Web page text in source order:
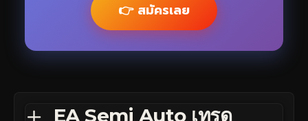
👉 สมัครเลย
EA Semi Auto เทรด